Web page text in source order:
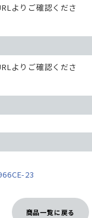
よりご確認くださ
よりご確認くださ
23
商品一覧に戻る